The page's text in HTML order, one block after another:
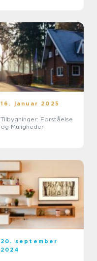
16. januar 2025
Tilbygninger: Forståelse
og Muligheder
20. september
2024